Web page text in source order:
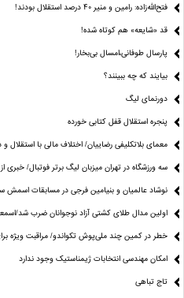
فتح‌الله‌زاده: رامین و منیر 40 درصد استقلال بودند!
قد «شایعه» هم کوتاه شده!
پارسال طوفانی،امسال بی‌بخار!
بیایند که چه ببینند؟
دورنمای لیگ
پنجره‌ استقلال قفل کتابی خورده
معمای بلاتکلیفی رضاییان/ اختلاف مالی با استقلال
سه ورزشگاه در تهران میزبان لیگ برتر فوتبال/ خبری
نوشاد عالمیان و بنیامین فرجی در مسابقات
اولین مدال طلای کشتی آزاد نوجوانان ضرب شد/
خطر در کمین چند ملی‌پوش تکواندو/ مراقبت ویژه
امکان مهندسی انتخابات ژیمناستیک وجود ندارد
تاج تباهی